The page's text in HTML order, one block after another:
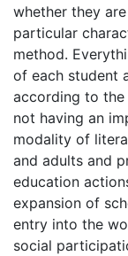
whether they
particular
method.
of each student
according to the
not having an
modality of
and adults and
education
expansion of
entry into the
social